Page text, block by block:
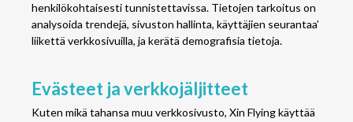
henkilökohtaisesti tunnistettavissa. Tietojen tarkoitus on
analysoida trendejä, sivuston hallinta, käyttäjien seurantaa’
liikettä verkkosivuilla, ja kerätä demografisia tietoja.
Evästeet ja verkkojäljitteet
Kuten mikä tahansa muu verkkosivusto, Xin Flying käyttää